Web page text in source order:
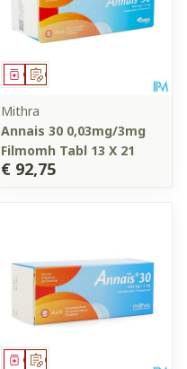
Op voorschrift
Geneesmiddel
Mithra
Annais 30 0,03mg/3mg
Filmomh Tabl 13 X 21
€ 92,75
Op voorschrift
Geneesmiddel